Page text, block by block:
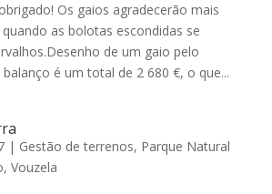
Os gaios agradecerão mais
as bolotas escondidas se
de um gaio pelo
é um total de 2 680 €, o que...
| Gestão de terrenos, Parque Natural
, Vouzela